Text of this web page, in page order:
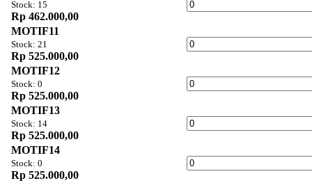
Stock: 15
Rp 462.000,00
MOTIF11
Stock: 21
Rp 525.000,00
MOTIF12
Stock: 0
Rp 525.000,00
MOTIF13
Stock: 14
Rp 525.000,00
MOTIF14
Stock: 0
Rp 525.000,00